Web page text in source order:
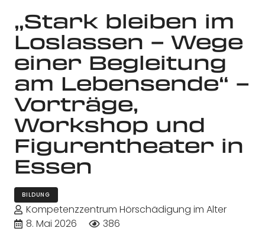
„Stark bleiben im
Loslassen – Wege
einer Begleitung
am Lebensende“ –
Vorträge,
Workshop und
Figurentheater in
Essen
BILDUNG
Kompetenzzentrum Hörschädigung im Alter
8. Mai 2026
386